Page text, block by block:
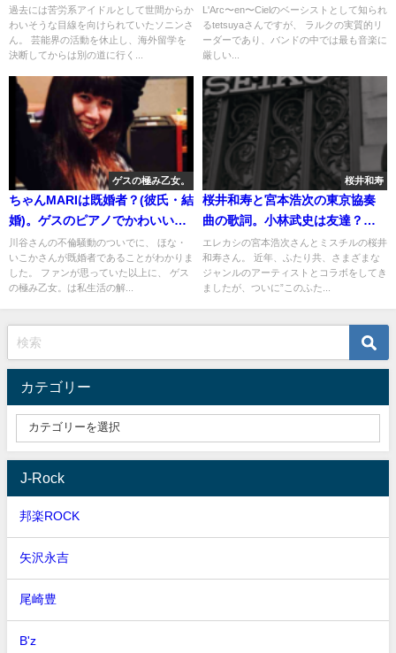
ｰｼﾞｶﾙ)で活躍
過去には苦労系アイドルとして世間からか
わいそうな目線を向けられていたソニンさ
ん。 芸能界の活動を休止し、海外留学を
決断してからは別の道に行く...
ｽﾀ)
L'Arc〜en〜Cielのベーシストとして知られ
るtetsuyaさんですが、 ラルクの実質的リ
ーダーであり、バンドの中では最も音楽に
厳しい...
ゲスの極み乙女。
ちゃんMARIは既婚者？(彼氏・結
婚)。ゲスのピアノでかわいいイ
メージ保持(画像・動画)
川谷さんの不倫騒動のついでに、 ほな・
いこかさんが既婚者であることがわかりま
した。 ファンが思っていた以上に、 ゲス
の極み乙女。は私生活の解...
桜井和寿
桜井和寿と宮本浩次の東京協奏
曲の歌詞。小林武史は友達？尊
敬？憧れ？
エレカシの宮本浩次さんとミスチルの桜井
和寿さん。 近年、ふたり共、さまざまな
ジャンルのアーティストとコラボをしてき
ましたが、ついに”このふた...
カテゴリー
J-Rock
邦楽ROCK
矢沢永吉
尾崎豊
B'z